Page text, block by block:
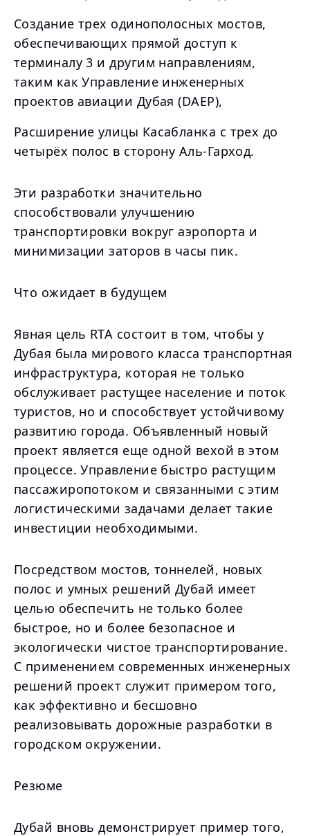
Создание трех одинополосных мостов,
обеспечивающих прямой доступ к
терминалу 3 и другим направлениям,
таким как Управление инженерных
проектов авиации Дубая (DAEP),
Расширение улицы Касабланка с трех до
четырёх полос в сторону Аль-Гарход.
Эти разработки значительно
способствовали улучшению
транспортировки вокруг аэропорта и
минимизации заторов в часы пик.
Что ожидает в будущем
Явная цель RTA состоит в том, чтобы у
Дубая была мирового класса транспортная
инфраструктура, которая не только
обслуживает растущее население и поток
туристов, но и способствует устойчивому
развитию города. Объявленный новый
проект является еще одной вехой в этом
процессе. Управление быстро растущим
пассажиропотоком и связанными с этим
логистическими задачами делает такие
инвестиции необходимыми.
Посредством мостов, тоннелей, новых
полос и умных решений Дубай имеет
целью обеспечить не только более
быстрое, но и более безопасное и
экологически чистое транспортирование.
С применением современных инженерных
решений проект служит примером того,
как эффективно и бесшовно
реализовывать дорожные разработки в
городском окружении.
Резюме
Дубай вновь демонстрирует пример того,